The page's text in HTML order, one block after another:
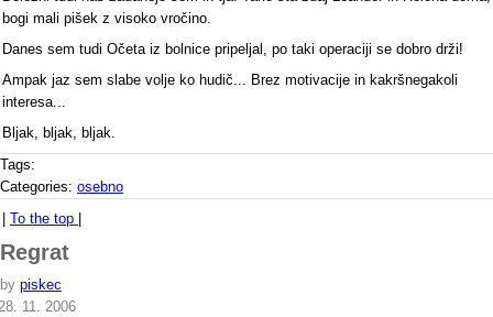
bogi mali pišek z visoko vročino.
Danes sem tudi Očeta iz bolnice pripeljal, po taki operaciji se dobro drži!
Ampak jaz sem slabe volje ko hudič... Brez motivacije in kakršnegakoli
interesa...
Bljak, bljak, bljak.
Tags:
Categories: osebno
To the top
Regrat
by piskec
11. 2006